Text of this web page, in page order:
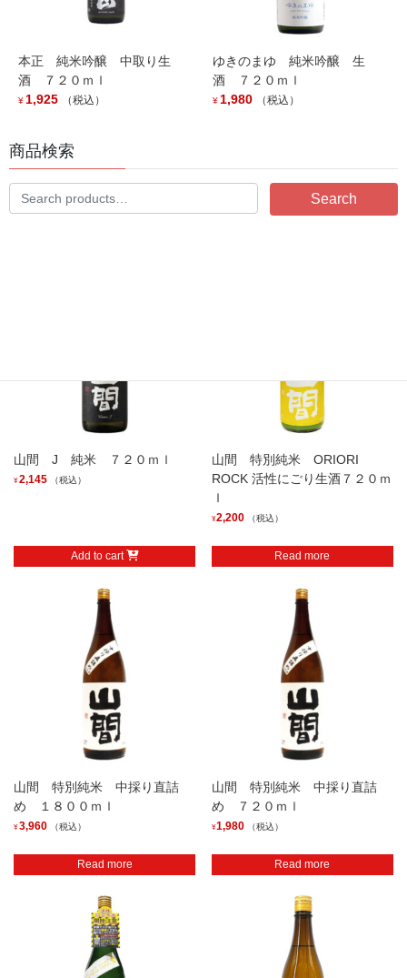
山間 G 純米吟醸 ７２０ｍ
ｌ
2,640
3,740 （税込）
山間 J 純米 ７２０ｍｌ
¥2,145 （税込）
Add to cart
山間 特別純米 ORIORI
ROCK 活性にごり生酒７２０ｍ
ｌ
¥2,200 （税込）
Read more
山間 特別純米 中採り直詰
め １８００ｍｌ
¥3,960 （税込）
Read more
山間 特別純米 中採り直詰
め ７２０ｍｌ
¥1,980 （税込）
Read more
本正 純米吟醸 中取り生
酒 ７２０ｍｌ
¥1,925 （税込）
ゆきのまゆ 純米吟醸 生
酒 ７２０ｍｌ
¥1,980 （税込）
商品検索
Search
for:
Search